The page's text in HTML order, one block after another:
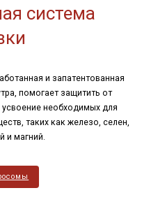
система
и запатентованная
помогает защитить от
усвоение необходимых для
таких как железо, селен,
и магний.